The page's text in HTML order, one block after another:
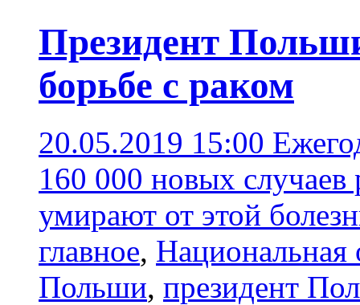
Президент
борьбе с раком
20.05.2019 15:00
160 000 новых случаев
умирают от этой
главное, Национальная
Польши, президент